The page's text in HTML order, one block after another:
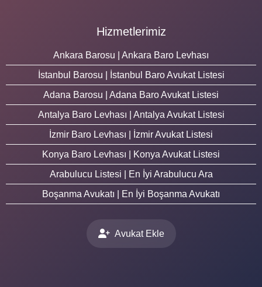
Hizmetlerimiz
Ankara Barosu | Ankara Baro Levhası
İstanbul Barosu | İstanbul Baro Avukat Listesi
Adana Barosu | Adana Baro Avukat Listesi
Antalya Baro Levhası | Antalya Avukat Listesi
İzmir Baro Levhası | İzmir Avukat Listesi
Konya Baro Levhası | Konya Avukat Listesi
Arabulucu Listesi | En İyi Arabulucu Ara
Boşanma Avukatı | En İyi Boşanma Avukatı
Avukat Ekle